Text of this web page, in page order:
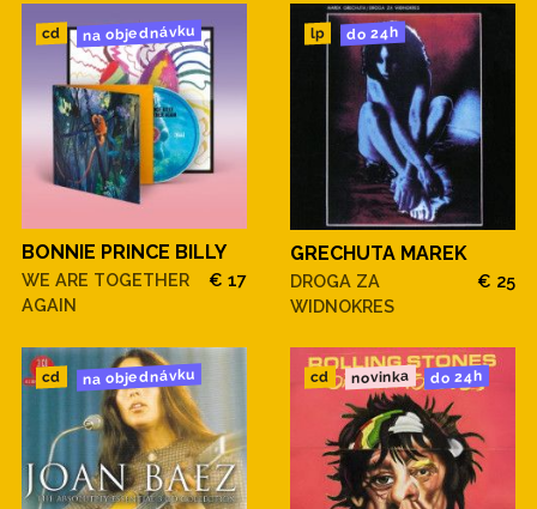
cd na objednávku
BONNIE PRINCE BILLY
WE ARE TOGETHER
AGAIN
€ 17
lp do 24h
GRECHUTA MAREK
DROGA ZA
WIDNOKRES
€ 25
cd na objednávku cd novinka do 24h